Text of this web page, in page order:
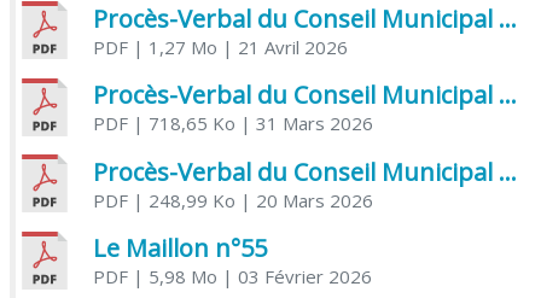
Procès-Verbal du Conseil Municipal du 21 avril 2026
PDF| 1,27 Mo | 21 Avril 2026
Procès-Verbal du Conseil Municipal du 31 mars 2026
PDF| 718,65 Ko | 31 Mars 2026
Procès-Verbal du Conseil Municipal du 20 mars 2026
PDF| 248,99 Ko | 20 Mars 2026
Le Maillon n°55
PDF| 5,98 Mo | 03 Février 2026